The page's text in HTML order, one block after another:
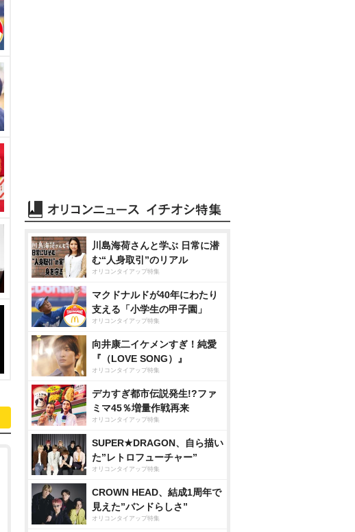
川島海荷さんと学ぶ 日常に潜
む“人身取引”のリアル
オリコンタイアップ特集
マクドナルドが40年にわたり
支える「小学生の甲子園」
オリコンタイアップ特集
向井康二イケメンすぎ！純愛
『（LOVE SONG）』
オリコンタイアップ特集
デカすぎ都市伝説発生!?ファ
ミマ45％増量作戦再来
オリコンタイアップ特集
SUPER★DRAGON、自ら描い
た”レトロフューチャー”
オリコンタイアップ特集
CROWN HEAD、結成1周年で
見えた”バンドらしさ”
オリコンタイアップ特集